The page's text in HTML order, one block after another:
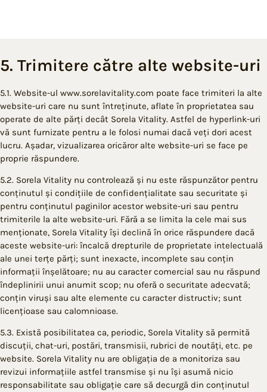
5. Trimitere către alte website-uri
5.1. Website-ul www.sorelavitality.com poate face trimiteri la alte
website-uri care nu sunt întreținute, aflate în proprietatea sau
operate de alte părți decât Sorela Vitality. Astfel de hyperlink-uri
vă sunt furnizate pentru a le folosi numai dacă veți dori acest
lucru. Așadar, vizualizarea oricăror alte website-uri se face pe
proprie răspundere.
5.2. Sorela Vitality nu controlează și nu este răspunzător pentru
conținutul și condițiile de confidențialitate sau securitate și
pentru conținutul paginilor acestor website-uri sau pentru
trimiterile la alte website-uri. Fără a se limita la cele mai sus
menționate, Sorela Vitality își declină în orice răspundere dacă
aceste website-uri: încalcă drepturile de proprietate intelectuală
ale unei terțe părți; sunt inexacte, incomplete sau conțin
informații înșelătoare; nu au caracter comercial sau nu răspund
îndeplinirii unui anumit scop; nu oferă o securitate adecvată;
conțin viruși sau alte elemente cu caracter distructiv; sunt
licențioase sau calomnioase.
5.3. Există posibilitatea ca, periodic, Sorela Vitality să permită
discuții, chat-uri, postări, transmisii, rubrici de noutăți, etc. pe
website. Sorela Vitality nu are obligația de a monitoriza sau
revizui informațiile astfel transmise și nu își asumă nicio
responsabilitate sau obligație care să decurgă din conținutul